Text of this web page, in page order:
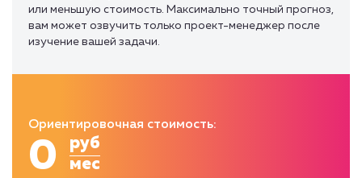
или меньшую стоимость. Максимально точный прогноз,
вам может озвучить только проект-менеджер после
изучение вашей задачи.
Ориентировочная стоимость:
0
руб
мес